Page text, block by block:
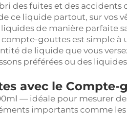
des fuites et des accidents
ce liquide partout, sur vos
de manière parfaite
gouttes est simple à
de liquide que vous
préférées ou des liquides
avec le Compte-
— idéale pour mesurer
importants comme